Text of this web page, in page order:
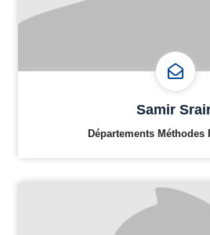
Samir
Départements Méthodes